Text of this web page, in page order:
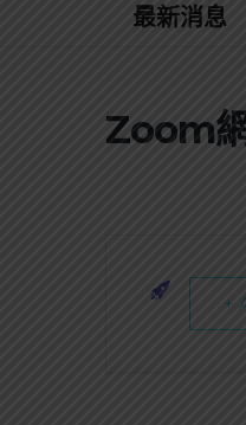
最新消息
Zoom
+